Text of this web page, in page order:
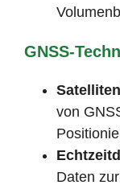
GNSS-
von
Daten